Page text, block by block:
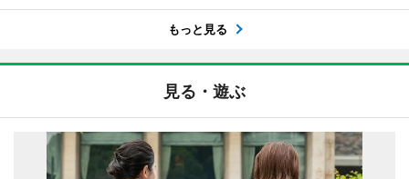
もっと見る
見る・遊ぶ